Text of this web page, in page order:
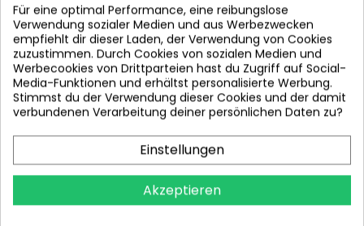
Für eine optimal Performance, eine reibungslose
Verwendung sozialer Medien und aus Werbezwecken
empfiehlt dir dieser Laden, der Verwendung von Cookies
zuzustimmen. Durch Cookies von sozialen Medien und
Werbecookies von Drittparteien hast du Zugriff auf Social-
Media-Funktionen und erhältst personalisierte Werbung.
Stimmst du der Verwendung dieser Cookies und der damit
verbundenen Verarbeitung deiner persönlichen Daten zu?
Einstellungen
Akzeptieren